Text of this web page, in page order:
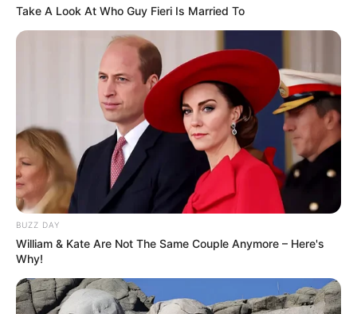
Take A Look At Who Guy Fieri Is Married To
BUZZ DAY
William & Kate Are Not The Same Couple Anymore – Here's
Why!